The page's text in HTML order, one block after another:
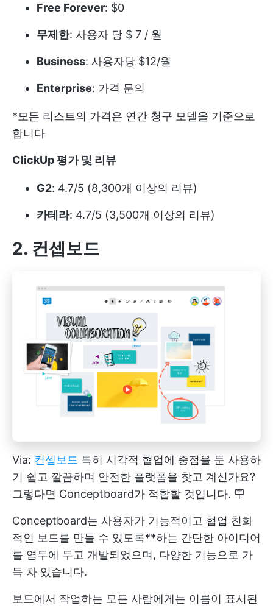
Free Forever: $0
무제한: 사용자 당 $ 7 / 월
Business: 사용자당 $12/월
Enterprise: 가격 문의
*모든 리스트의 가격은 연간 청구 모델을 기준으로
합니다
ClickUp 평가 및 리뷰
G2: 4.7/5 (8,300개 이상의 리뷰)
카테라: 4.7/5 (3,500개 이상의 리뷰)
2. 컨셉보드
Via: 컨셉보드 특히 시각적 협업에 중점을 둔 사용하
기 쉽고 깔끔하며 안전한 플랫폼을 찾고 계신가요?
그렇다면 Conceptboard가 적합할 것입니다. 🪧
Conceptboard는 사용자가 기능적이고 협업 친화
적인 보드를 만들 수 있도록**하는 간단한 아이디어
를 염두에 두고 개발되었으며, 다양한 기능으로 가
득 차 있습니다.
보드에서 작업하는 모든 사람에게는 이름이 표시된